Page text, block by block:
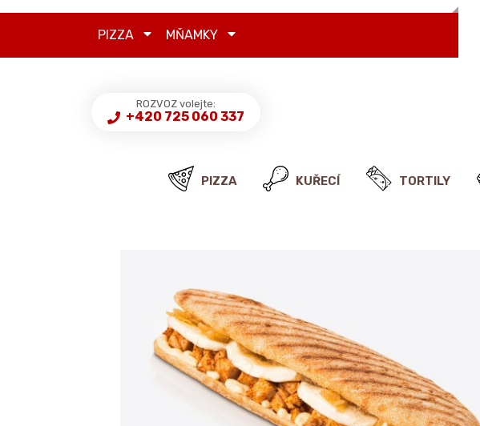
PIZZA MŇAMKY
ROZVOZ volejte:
+420 725 060 337
PIZZA KUŘECÍ TORTILY